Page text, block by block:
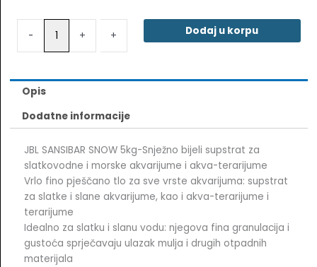
-
-
SNOW
5kg-
Snježno
supstrat
za
slatkovodne
i
morske
akvarijume
akva-
terarijume
količina
+ + Dodaj u korpu
Opis
Dodatne informacije
JBL SANSIBAR SNOW 5kg-Snježno bijeli supstrat za
slatkovodne i morske akvarijume i akva-terarijume
Vrlo fino pješčano tlo za sve vrste akvarijuma: supstrat
za slatke i slane akvarijume, kao i akva-terarijume i
terarijume
Idealno za slatku i slanu vodu: njegova fina granulacija i
gustoća sprječavaju ulazak mulja i drugih otpadnih
materijala